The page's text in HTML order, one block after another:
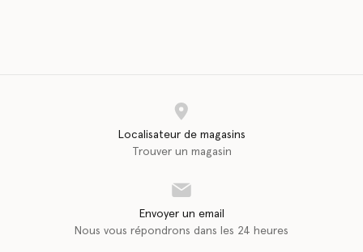
Localisateur de magasins
Trouver un magasin
Envoyer un email
Nous vous répondrons dans les 24 heures